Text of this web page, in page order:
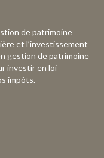
de patrimoine
et l’investissement
gestion de patrimoine
investir en loi
impôts.